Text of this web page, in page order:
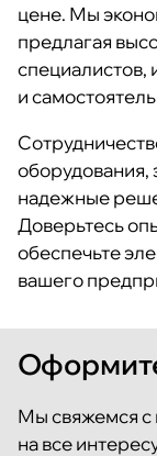
цене. Мы
предлагая
специалистов,
и
оборудования,
надежные
Доверьтесь
обеспечьте
вашего
Мы свяжемся с
на все